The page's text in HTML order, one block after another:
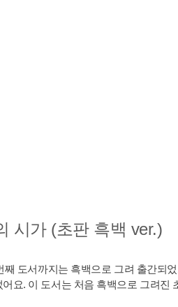
시가 (초판 흑백 ver.)
도서까지는 흑백으로 그려 출간되
요. 이 도서는 처음 흑백으로 그려진